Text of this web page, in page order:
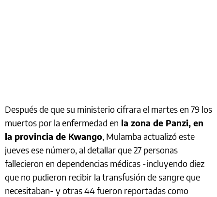
Después de que su ministerio cifrara el martes en 79 los
muertos por la enfermedad en la zona de Panzi, en
la provincia de Kwango, Mulamba actualizó este
jueves ese número, al detallar que 27 personas
fallecieron en dependencias médicas -incluyendo diez
que no pudieron recibir la transfusión de sangre que
necesitaban- y otras 44 fueron reportadas como